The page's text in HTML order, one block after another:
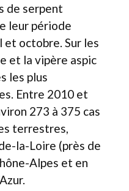
de serpent
leur période
et octobre. Sur les
et la vipère aspic
les plus
Entre 2010 et
273 à 375 cas
terrestres,
la-Loire (près de
Alpes et en